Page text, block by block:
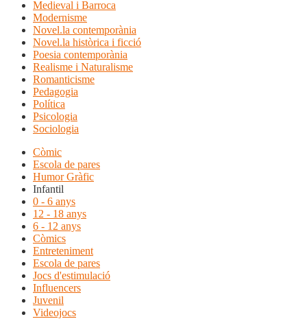
Medieval i Barroca
Modernisme
Novel.la contemporània
Novel.la històrica i ficció
Poesia contemporània
Realisme i Naturalisme
Romanticisme
Pedagogia
Política
Psicologia
Sociologia
Còmic
Escola de pares
Humor Gràfic
Infantil
0 - 6 anys
12 - 18 anys
6 - 12 anys
Còmics
Entreteniment
Escola de pares
Jocs d'estimulació
Influencers
Juvenil
Videojocs